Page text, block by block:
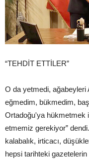
“TEHDİT ETTİLER”
O da yetmedi, ağabeyleri
eğmedim, bükmedim,
Ortadoğu'ya hükmetmek
etmemiz gerekiyor”
kalabalık, irticacı,
hepsi tarihteki